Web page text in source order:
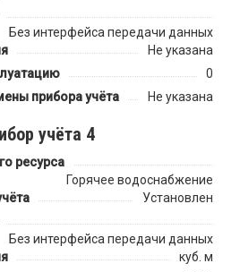
Без интерфейса передачи данных
Не указана
0
прибора учёта
Не указана
учёта 4
ресурса
Горячее водоснабжение
Установлен
Без интерфейса передачи данных
куб. м